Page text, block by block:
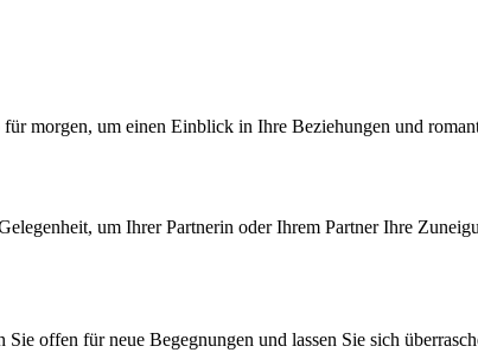
morgen, um einen Einblick in Ihre Beziehungen und
um Ihrer Partnerin oder Ihrem Partner Ihre
offen für neue Begegnungen und lassen Sie sich